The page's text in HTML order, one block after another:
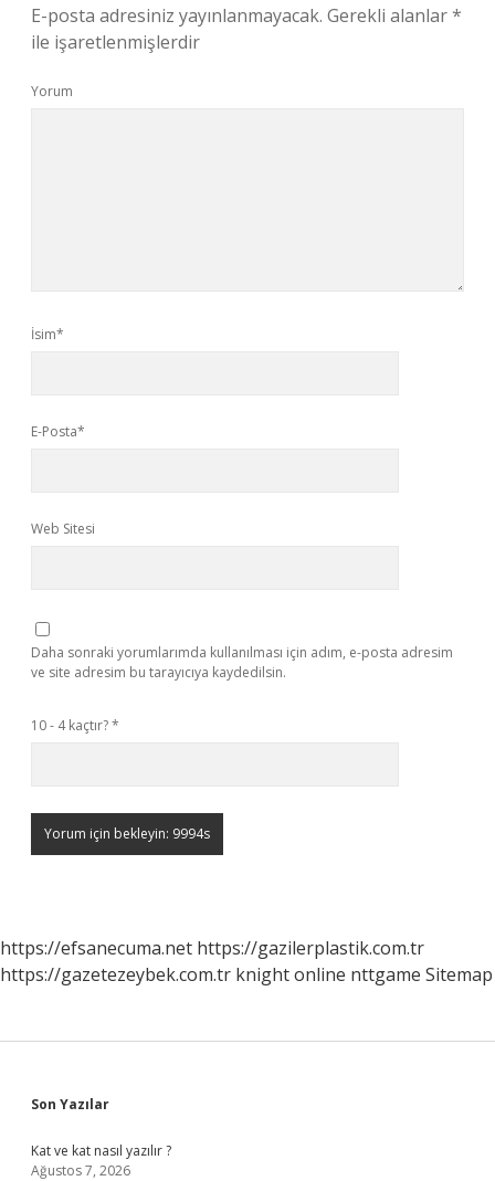
E-posta adresiniz yayınlanmayacak. Gerekli alanlar*
ile işaretlenmişlerdir
Yorum
İsim*
E-Posta*
Web Sitesi
Daha sonraki yorumlarımda kullanılması için adım, e-posta adresim
ve site adresim bu tarayıcıya kaydedilsin.
10 - 4 kaçtır?*
https://efsanecuma.net https://gazilerplastik.com.tr
https://gazetezeybek.com.tr knight online nttgame Sitemap
Sidebar
Son Yazılar
Kat ve kat nasıl yazılır ?
Ağustos 7, 2026